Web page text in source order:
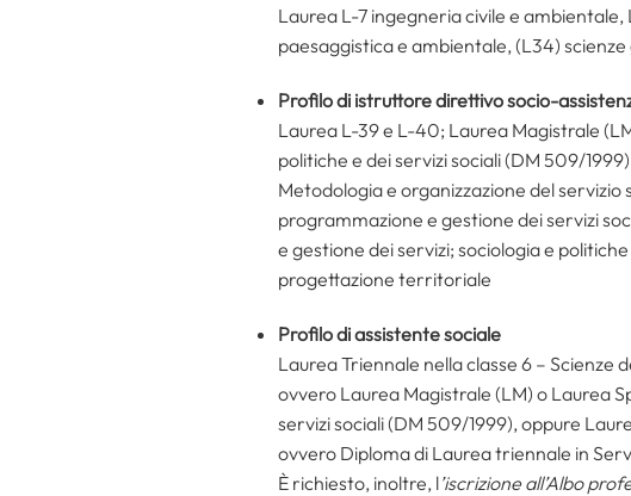
Laurea L-7 ingegneria civile e
paesaggistica e ambientale, (L34)
Profilo di istruttore direttivo socio-
Laurea L-39 e L-40; Laurea Magistrale
politiche e dei servizi sociali (DM 509/
Metodologia e organizzazione del
programmazione e gestione dei servizi
e gestione dei servizi; sociologia e
progettazione territoriale
Profilo di assistente sociale
Laurea Triennale nella classe 6 – Scienze
ovvero Laurea Magistrale (LM) o Laurea
servizi sociali (DM 509/1999), oppure
ovvero Diploma di Laurea triennale in
È richiesto, inoltre, l’iscrizione all’Albo